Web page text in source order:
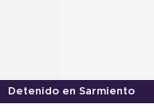
Detenido en Sarmiento